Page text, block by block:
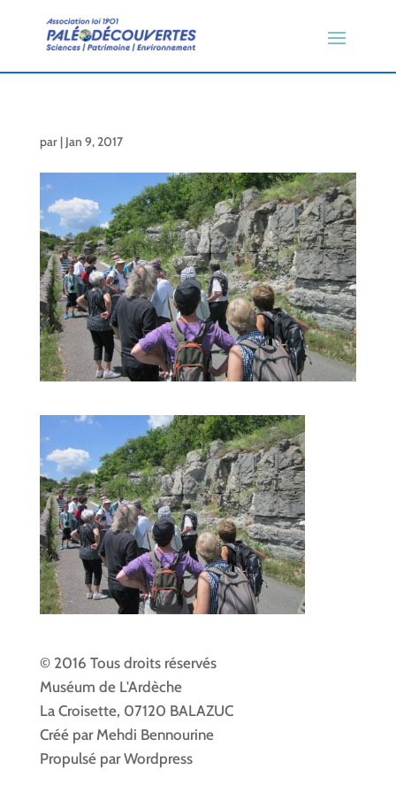
par | Jan 9, 2017
© 2016 Tous droits réservés
Muséum de L'Ardèche
La Croisette, 07120 BALAZUC
Créé par Mehdi Bennourine
Propulsé par Wordpress